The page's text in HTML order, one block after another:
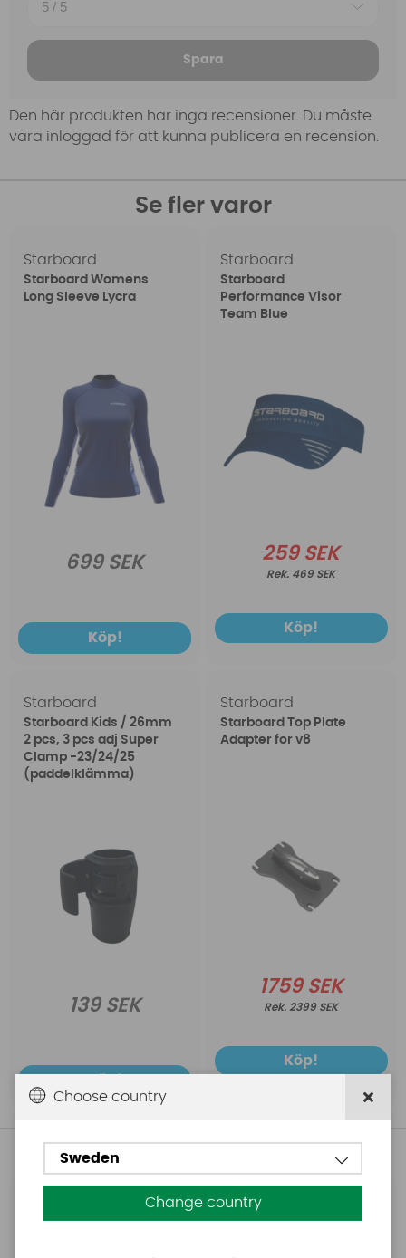
Spara
Den här produkten har inga recensioner. Du måste
vara inloggad för att kunna publicera en recension.
Se fler varor
Starboard
Starboard Womens
Long Sleeve Lycra
699 SEK
Köp!
Starboard
Starboard
Performance Visor
Team Blue
259 SEK
469 SEK
Köp!
Starboard
Starboard Kids / 26mm
2 pcs, 3 pcs adj Super
Clamp -23/24/25
(paddelklämma)
139 SEK
Starboard
Starboard Top Plate
Adapter for v8
1759 SEK
2399 SEK
Köp!
Andra köpte även
Aquasure
Choose country
Sweden
Change country